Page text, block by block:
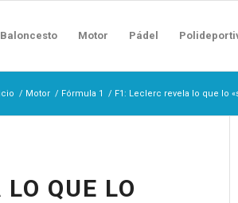
Baloncesto Motor Pádel
/ Motor / Fórmula 1 / F1: Leclerc revela lo que lo
QUE LO